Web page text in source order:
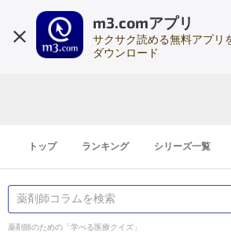
m3.comアプリ
サクサク読める無料アプリ
ダウンロード
会
トップ ランキング シリーズ一覧
薬剤師のための「学べる医療クイズ」